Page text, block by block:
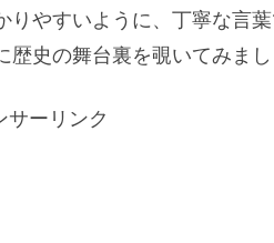
やすいように、丁寧な言
史の舞台裏を覗いてみまし
サーリンク